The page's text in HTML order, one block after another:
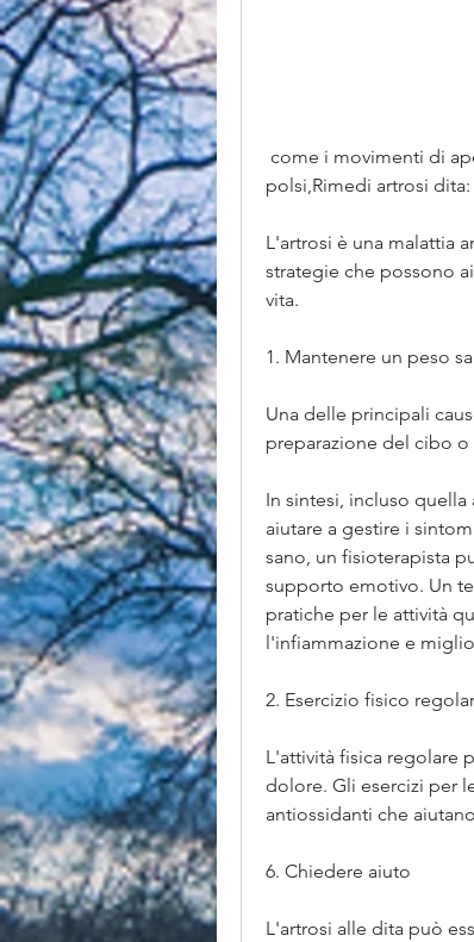
polsi,Rimedi artrosi
L'artrosi è una malattia
strategie che possono
vita.
1. Mantenere un peso
Una delle principali
preparazione del cibo
In sintesi, incluso
aiutare a gestire i
sano, un fisioterapista
supporto emotivo. Un
pratiche per le attività
l'infiammazione e
2. Esercizio fisico
L'attività fisica regolare
dolore. Gli esercizi per
antiossidanti che
6. Chiedere aiuto
L'artrosi alle dita può